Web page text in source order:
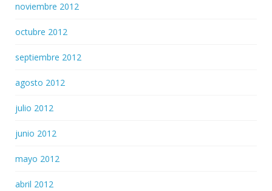
noviembre 2012
octubre 2012
septiembre 2012
agosto 2012
julio 2012
junio 2012
mayo 2012
abril 2012